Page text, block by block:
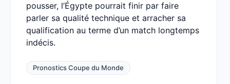
pousser, l’Égypte pourrait finir par faire
parler sa qualité technique et arracher sa
qualification au terme d’un match longtemps
indécis.
Pronostics Coupe du Monde